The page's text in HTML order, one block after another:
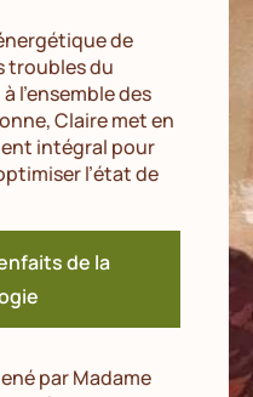
de
troubles du
l’ensemble des
Claire met en
intégral pour
l’état de
de la
par Madame